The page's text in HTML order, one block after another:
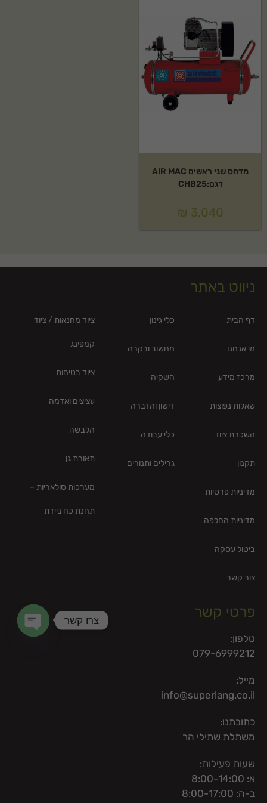
מדחס שני ראשים AIR MAC
דגם:CHB25
₪ 3,040
ניווט באתר
דף הבית
מי אנחנו
מרכז מידע
שאלות נפוצות
השכרת ציוד
תקנון
מדיניות פרטיות
מדיניות החלפה
ביטול עסקה
צור קשר
כלי גינון
מחשוב ובקרה
השקיה
דישון והדברה
כלי עבודה
גרילים ותנורים
ציוד מחנאות / ציוד
קמפינג
ציוד בטיחות
עציצים ואדמה
הלבשה
תאורת גן
מערכות סולאריות –
תחנת כח ניידת
פרטי קשר
טלפון:
079-6999212
מייל:
info@superlang.co.il
כתובתנו:
משתלת שתילי הר
שעות פעילות:
א: 8:00-14:00
ב-ה: 8:00-17:00
צרו קשר